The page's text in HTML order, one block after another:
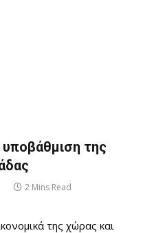
της
2 Mins Read
της χώρας και